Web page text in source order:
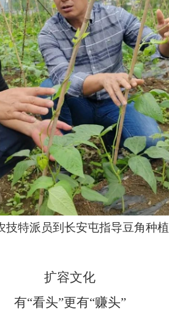
技特派员到长安屯指导豆角种植
扩容文化
有“看头”更有“赚头”